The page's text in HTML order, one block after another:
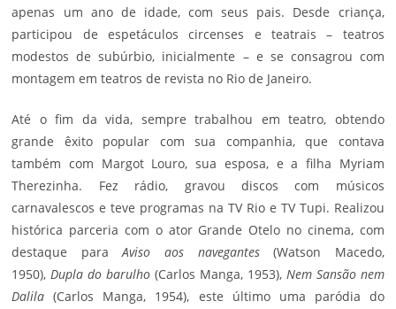
apenas um ano de idade, com seus pais. Desde criança,
participou de espetáculos circenses e teatrais – teatros
modestos de subúrbio, inicialmente – e se consagrou com
montagem em teatros de revista no Rio de Janeiro.
Até o fim da vida, sempre trabalhou emteatro, obtendo
grande êxito popular com sua companhia, que contava
também com Margot Louro, sua esposa, e a filha Myriam
Therezinha. Fez rádio, gravou discos com músicos
carnavalescos e teve programas na TV Rio e TV Tupi. Realizou
histórica parceria com o ator Grande Otelo no cinema, com
destaque paraAviso aos navegantes(Watson Macedo,
1950),Dupla do barulho(Carlos Manga, 1953), Nem Sansão nem
Dalila(Carlos Manga, 1954), este último uma paródia do